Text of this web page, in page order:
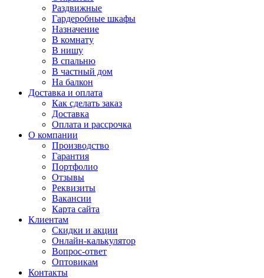
Раздвижные
Гардеробные шкафы
Назначение
В комнату
В нишу
В спальню
В частный дом
На балкон
Доставка и оплата
Как сделать заказ
Доставка
Оплата и рассрочка
О компании
Производство
Гарантия
Портфолио
Отзывы
Реквизиты
Вакансии
Карта сайта
Клиентам
Скидки и акции
Онлайн-калькулятор
Вопрос-ответ
Оптовикам
Контакты